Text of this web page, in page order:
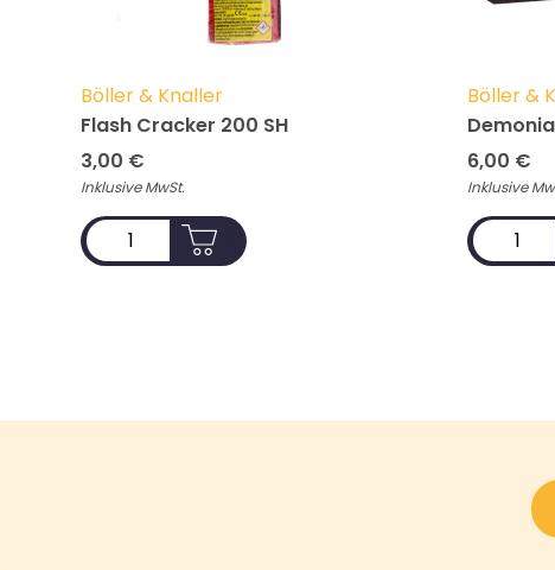
Böller & Knaller
Flash Cracker 200 SH
3,00 €
Inklusive MwSt.
Böller &
6,00 €
Inklusive